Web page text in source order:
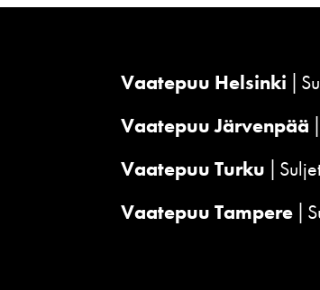
Vaatepuu Helsinki
Vaatepuu Järvenpää
Vaatepuu Turku
Vaatepuu Tampere